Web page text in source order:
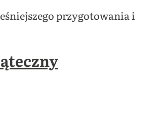
przygotowania i